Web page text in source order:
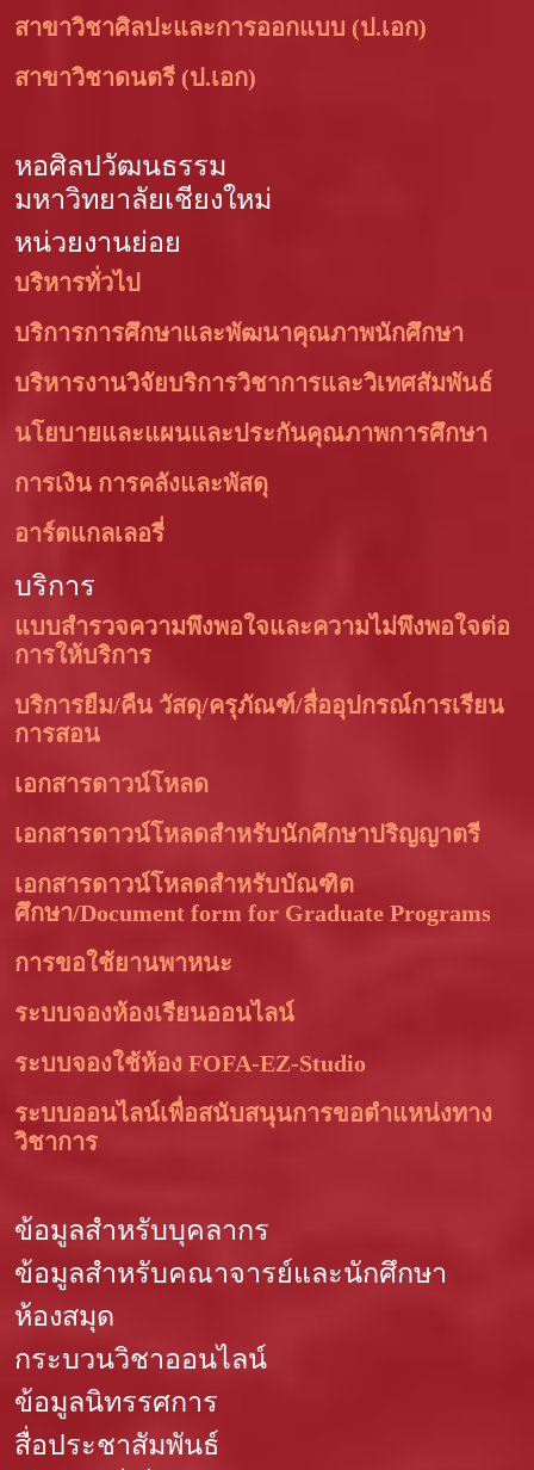
สาขาวิชาศิลปะและการออกแบบ (ป.เอก)
สาขาวิชาดนตรี (ป.เอก)
หอศิลปวัฒนธรรม
มหาวิทยาลัยเชียงใหม่
หน่วยงานย่อย
บริหารทั่วไป
บริการการศึกษาและพัฒนาคุณภาพนักศึกษา
บริหารงานวิจัยบริการวิชาการและวิเทศสัมพันธ์
นโยบายและแผนและประกันคุณภาพการศึกษา
การเงิน การคลังและพัสดุ
อาร์ตแกลเลอรี่
บริการ
แบบสำรวจความพึงพอใจและความไม่พึงพอใจต่อ
การให้บริการ
บริการยืม/คืน วัสดุ/ครุภัณฑ์/สื่ออุปกรณ์การเรียน
การสอน
เอกสารดาวน์โหลด
เอกสารดาวน์โหลดสำหรับนักศึกษาปริญญาตรี
เอกสารดาวน์โหลดสำหรับบัณฑิต
ศึกษา/Document form for Graduate Programs
การขอใช้ยานพาหนะ
ระบบจองห้องเรียนออนไลน์
ระบบจองใช้ห้อง FOFA-EZ-Studio
ระบบออนไลน์เพื่อสนับสนุนการขอตำแหน่งทาง
วิชาการ
ข้อมูลสำหรับบุคลากร
ข้อมูลสำหรับคณาจารย์และนักศึกษา
ห้องสมุด
กระบวนวิชาออนไลน์
ข้อมูลนิทรรศการ
สื่อประชาสัมพันธ์